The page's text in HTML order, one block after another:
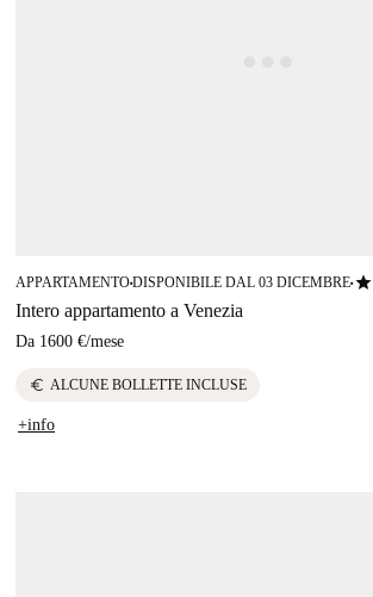
APPARTAMENTO■DISPONIBILE DAL 03 DICEMBRE■star
Intero appartamento a Venezia
Da 1600 €/mese
euro ALCUNE BOLLETTE INCLUSE
+info